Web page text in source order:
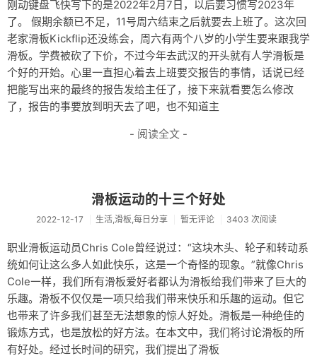
刚动键盘飞快写下的是2022年2月7日，以后要习惯写2023年
了。 假期余额已不足，11号周六结束之后就要去上班了。这次回
老家滑板Kickflip还没练会，周六有两个八岁的小学生要来跟我学
滑板。学费被砍了下价，不过今年去武汉的开头就有人学滑板是
个好的开始。心里一直担心着去上班要交报告的事情，话说已经
把能写出来的最终的报告发给主任了，接下来就看要怎么修改
了，报告的事要放到明天去了吧，也不知道主
- 阅读全文 -
滑板运动的十三个好处
2022-12-17 生活,滑板,每日分享 暂无评论 3403 次阅读
职业滑板运动员Chris Cole曾经说过：“这块木头、轮子和转动系
统如何让这么多人如此快乐，这是一个奇怪的现象。”就像Chris
Cole一样，我们所有滑板爱好者都认为滑板给我们带来了巨大的
乐趣。滑板不仅仅是一项只给我们带来快乐和乐趣的运动。但它
也带来了许多我们甚至无法想象的惊人好处。滑板是一种绝佳的
锻炼方式，也是放松的好方法。在本文中，我们将讨论滑板的所
有好处。经过长时间的研究，我们提出了滑板